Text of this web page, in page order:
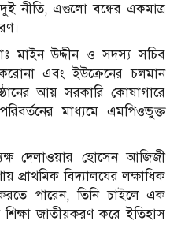
নীতি, এগুলো বন্ধের একমাত্র
মাইন উদ্দীন ও সদস্য সচিব
এবং ইউক্রেনের চলমান
আয় সরকারি কোষাগারে
মাধ্যমে এমপিওভুক্ত
দেলাওয়ার হোসেন আজিজী
প্রাথমিক বিদ্যালযের লক্ষাধিক
পারেন, তিনি চাইলে এক
জাতীয়করণ করে ইতিহাস